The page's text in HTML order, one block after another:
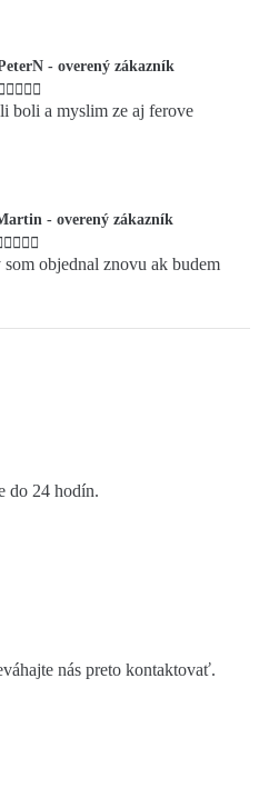
- overený zákazník
    
boli a myslim ze aj ferove
- overený zákazník
   
objednal znovu ak budem
do 24 hodín.
nás preto kontaktovať.